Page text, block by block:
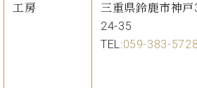
工房
三重県鈴鹿市神戸
24-35
TEL:059-383-5728